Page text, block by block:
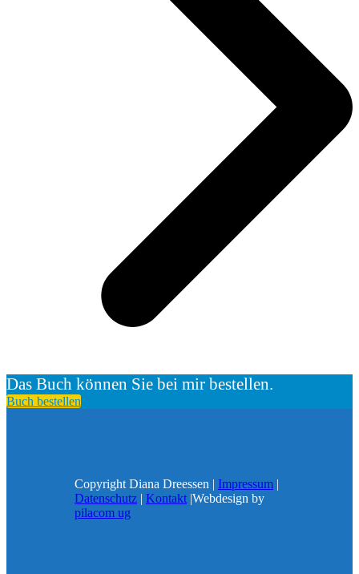
Das Buch können Sie bei mir bestellen.
Buch bestellen
Copyright Diana Dreessen | Impressum |
Datenschutz | Kontakt |Webdesign by
pilacom ug